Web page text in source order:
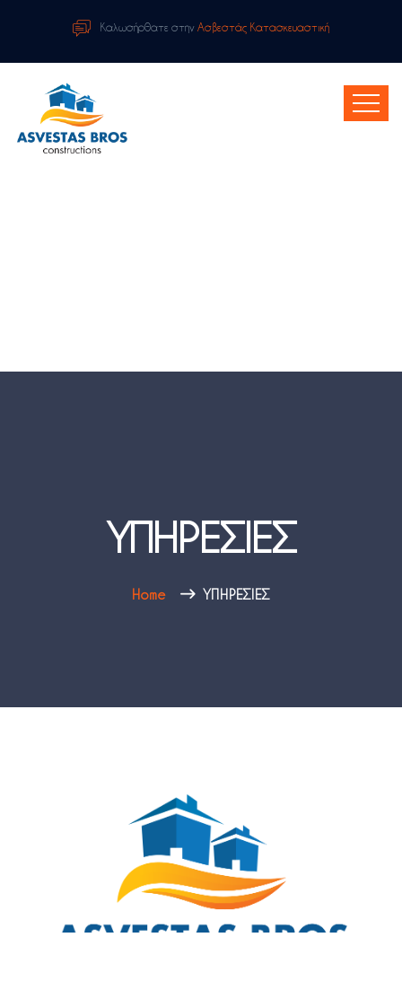
Καλωσήρθατε στην Ασβεστάς Κατασκευαστική
ΥΠΗΡΕΣΙΕΣ
Home ΥΠΗΡΕΣΙΕΣ